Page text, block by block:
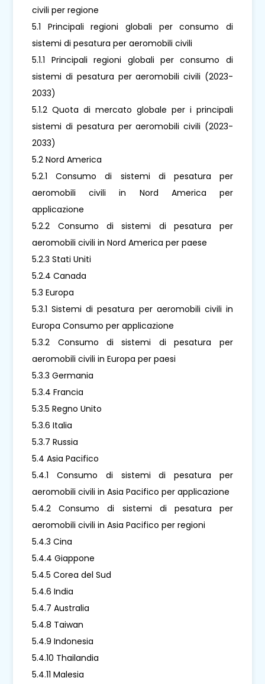
civili per regione
5.1 Principali regioni globali per consumo di
sistemi di pesatura per aeromobili civili
5.1.1 Principali regioni globali per consumo di
sistemi di pesatura per aeromobili civili (2023-
2033)
5.1.2 Quota di mercato globale per i principali
sistemi di pesatura per aeromobili civili (2023-
2033)
5.2 Nord America
5.2.1 Consumo di sistemi di pesatura per
aeromobili civili in Nord America per
applicazione
5.2.2 Consumo di sistemi di pesatura per
aeromobili civili in Nord America per paese
5.2.3 Stati Uniti
5.2.4 Canada
5.3 Europa
5.3.1 Sistemi di pesatura per aeromobili civili in
Europa Consumo per applicazione
5.3.2 Consumo di sistemi di pesatura per
aeromobili civili in Europa per paesi
5.3.3 Germania
5.3.4 Francia
5.3.5 Regno Unito
5.3.6 Italia
5.3.7 Russia
5.4 Asia Pacifico
5.4.1 Consumo di sistemi di pesatura per
aeromobili civili in Asia Pacifico per applicazione
5.4.2 Consumo di sistemi di pesatura per
aeromobili civili in Asia Pacifico per regioni
5.4.3 Cina
5.4.4 Giappone
5.4.5 Corea del Sud
5.4.6 India
5.4.7 Australia
5.4.8 Taiwan
5.4.9 Indonesia
5.4.10 Thailandia
5.4.11 Malesia